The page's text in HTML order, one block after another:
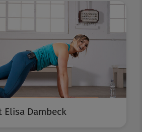
Elisa Dambeck